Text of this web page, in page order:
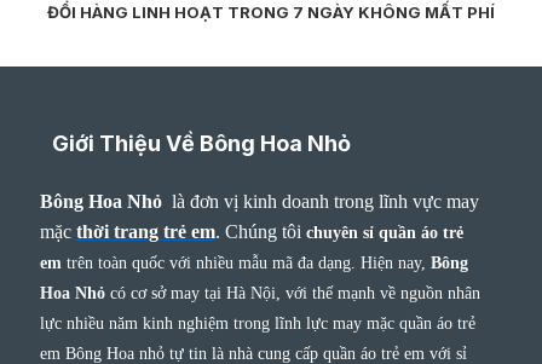
ĐỔI HÀNG LINH HOẠT TRONG 7 NGÀY KHÔNG MẤT PHÍ
Giới Thiệu Về Bông Hoa Nhỏ
Bông Hoa Nhỏ là đơn vị kinh doanh trong lĩnh vực may
mặc thời trang trẻ em. Chúng tôi chuyên sỉ quần áo trẻ
em trên toàn quốc với nhiều mẫu mã đa dạng. Hiện nay, Bông
Hoa Nhỏcó cơ sở may tại Hà Nội, với thế mạnh về nguồn nhân
lực nhiều năm kinh nghiệm trong lĩnh lực may mặc quần áo trẻ
em Bông Hoa nhỏ tự tin là nhà cung cấp quần áo trẻ em với sỉ